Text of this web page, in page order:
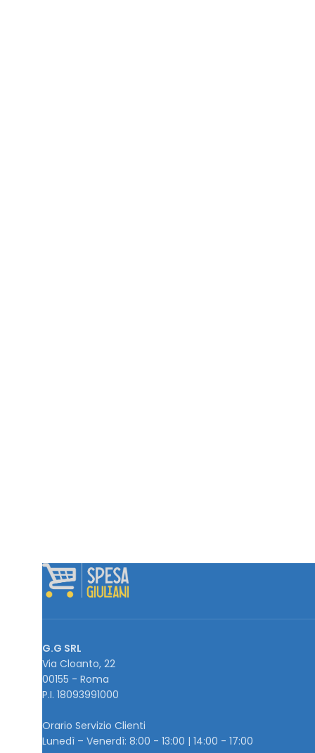
G.G SRL
Via Cloanto, 22
00155 - Roma
P.I. ‭18093991000
Orario Servizio Clienti
Lunedì – Venerdì: 8:00 - 13:00 | 14:00 - 17:00